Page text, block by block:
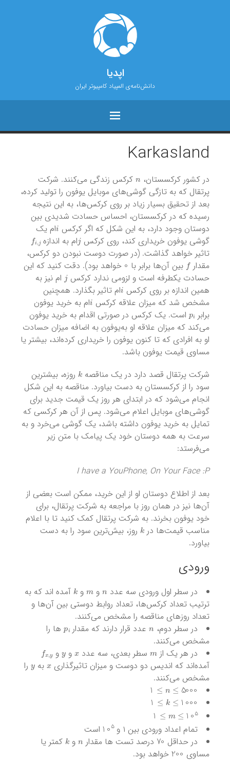
اپدیا
دانش‌نامه‌ی المپیاد کامپیوتر ایران
Karkasland
در کشور کرکسستان،
کرکس زندگی می‌کنند. شرکت
پرتقال که به تازگی گوشی‌های موبایل یوفون را تولید کرده،
بعد از تحقیق بسیار زیاد بر روی کرکس‌ها، به این نتیجه
رسیده که در کرکسستان، احساس حسادت شدیدی بین
دوستان وجود دارد، به این شکل که اگر کرکس iام یک
گوشی یوفون خریداری کند، روی کرکس jام به اندازه i,j
تاثیر خواهد گذاشت. (در صورت دوست نبودن دو کرکس،
مقدار f بین آن‌ها برابر با 0 خواهد بود). دقت کنید که این
حسادت یکطرفه است و لزومی ندارد کرکس jام نیز به
همین اندازه بر روی کرکس iام تاثیر بگذارد. همچنین
مشخص شد که میزان علاقه کرکس iام به خرید یوفون
برابر pi است. یک کرکس در صورتی اقدام به خرید یوفون
می‌کند که میزان علاقه او به‌یوفون به اضافه میزان حسادت
او به افرادی که تا کنون یوفون را خریداری کرده‌اند، بیشتر یا
مساوی قیمت یوفون باشد.
شرکت پرتقال قصد دارد در یک مناقصه k روزه، بیشترین
سود را از کرکسستان به دست بیاورد. مناقصه به این شکل
انجام می‌شود که در ابتدای هر روز یک قیمت جدید برای
گوشی‌های موبایل اعلام می‌شود. پس از آن هر کرکسی که
تمایل به خرید یوفون داشته باشد، یک گوشی می‌خرد و به
سرعت به همه دوستان خود یک پیامک با متن زیر
می‌فرستد:
I have a YouPhone, On Your Face :P
بعد از اطلاع دوستان او از این خرید، ممکن است بعضی از
آن‌ها نیز در همان روز با مراجعه به شرکت پرتقال، برای
خود یوفون بخرند. به شرکت پرتقال کمک کنید تا با اعلام
مناسب قیمت‌ها در k روز، بیش‌ترین سود را به دست
بیاورد.
ورودی
در سطر اول ورودی سه عدد و و k آمده اند که به
ترتیب تعداد کرکس‌ها، تعداد روابط دوستی بین آن‌ها و
تعداد روزهای مناقصه را مشخص می‌کنند.
در سطر دوم، nعدد قرار دارند که مقدار ها را
مشخص می‌کنند.
در هر یک از m سطر بعدی، سه عدد و و x
آمده‌اند که اندیس دو دوست و میزان تاثیرگذاری xبه را
مشخص می‌کنند.
1
≤
n≤5000
1
≤
k ≤1000
≤
m≤ 105
تمام اعداد ورودی بین ۱ و
105
است
در حداقل70 درصد تست ها مقدار و k کمتر یا
مساوی200 خواهد بود.